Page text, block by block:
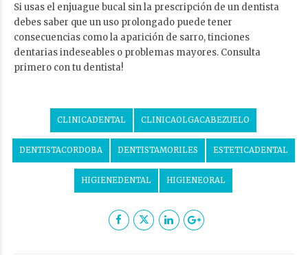
Si usas el enjuague bucal sin la prescripción de un dentista
debes saber que un uso prolongado puede tener
consecuencias como la aparición de sarro, tinciones
dentarias indeseables o problemas mayores. Consulta
primero con tu dentista!
CLINICADENTAL CLINICAOLGACABEZUELO
DENTISTACORDOBA DENTISTAMORILES ESTETICADENTAL
HIGIENEDENTAL HIGIENEORAL